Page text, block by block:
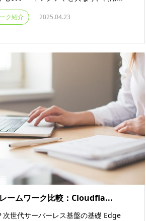
ク紹介 2025.04.23
ームワーク比較：Cloudfla...
世代サーバーレス基盤の基礎 Edge